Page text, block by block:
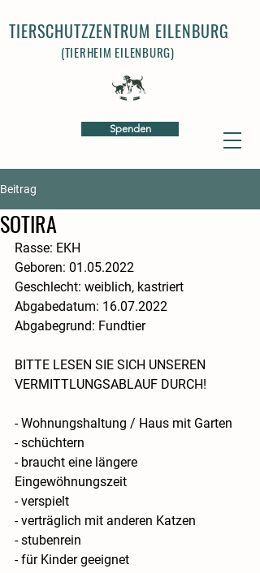
Spenden
TIERSCHUTZZENTRUM EILENBURG
(TIERHEIM EILENBURG)
Beitrag
SOTIRA
Rasse: EKH
Geboren: 01.05.2022
Geschlecht: weiblich, kastriert
Abgabedatum: 16.07.2022
Abgabegrund: Fundtier
BITTE LESEN SIE SICH UNSEREN
VERMITTLUNGSABLAUF DURCH!
- Wohnungshaltung / Haus mit Garten
- schüchtern
- braucht eine längere
Eingewöhnungszeit
- verspielt
- verträglich mit anderen Katzen
- stubenrein
- für Kinder geeignet